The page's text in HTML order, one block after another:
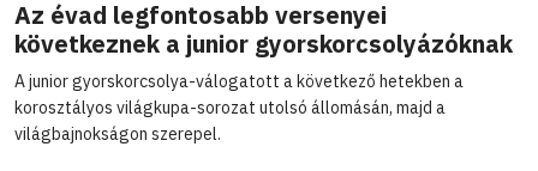
Az évad legfontosabb versenyei
következnek a junior gyorskorcsolyázóknak
A junior gyorskorcsolya-válogatott a következő hetekben a
korosztályos világkupa-sorozat utolsó állomásán, majd a
világbajnokságon szerepel.